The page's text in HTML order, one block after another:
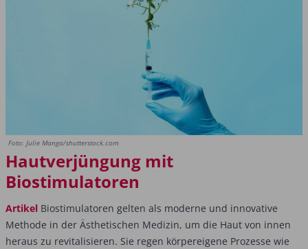
Foto: Julie Manga/shutterstock.com
Hautverjüngung mit
Biostimulatoren
Artikel Biostimulatoren gelten als moderne und innovative
Methode in der Ästhetischen Medizin, um die Haut von innen
heraus zu revitalisieren. Sie regen körpereigene Prozesse wie